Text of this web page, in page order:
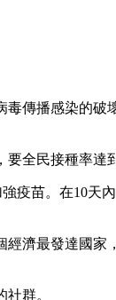
傳播感染的破
全民接種率達
疫苗。在10天
濟最發達國家
群。